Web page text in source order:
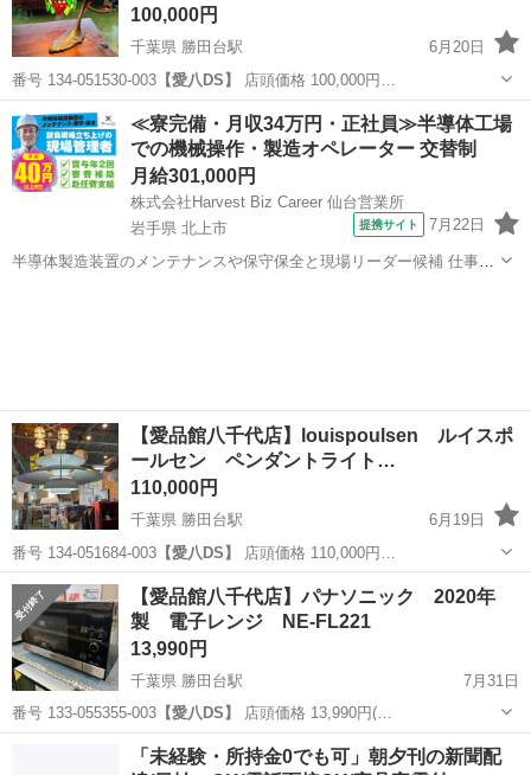
ー…
100,000円
千葉県 勝田台駅
6月20日
番号 134-051530-003【愛八DS】 店頭価格 100,000円…
千葉 八千代市 勝田台駅 照明器具 商品
≪寮完備・月収34万円・正社員≫半導体工場
での機械操作・製造オペレーター 交替制
月給301,000円
株式会社Harvest Biz Career 仙台営業所
岩手県 北上市
提携サイト 7月22日
半導体製造装置のメンテナンスや保守保全と現場リーダー候補 仕事内
【愛品館八千代店】louispoulsen ルイスポ
ールセン ペンダントライト…
110,000円
千葉県 勝田台駅
6月19日
番号 134-051684-003【愛八DS】 店頭価格 110,000円…
千葉 八千代市 勝田台駅 照明器具 ルイスポールセン
【愛品館八千代店】パナソニック 2020年
製 電子レンジ NE-FL221
13,990円
千葉県 勝田台駅
7月31日
番号 133-055355-003【愛八DS】 店頭価格 13,990円(…
八千代市 勝田台駅 キッチン家電 商品
「未経験・所持金0でも可」朝夕刊の新聞配